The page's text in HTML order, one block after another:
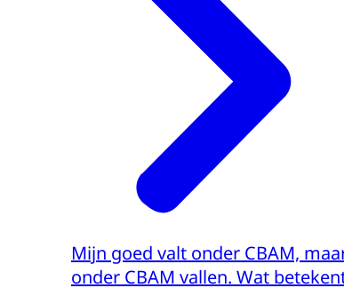
Mijn goed valt onder CBAM,
onder CBAM vallen. Wat